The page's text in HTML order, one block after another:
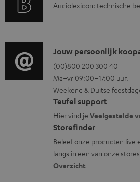
d
u
m
e
n
t
e
n
n
e
i
n
f
o
r
m
a
A
i
o
g
l
o
s
s
a
r
Audiolexicon: technische
C
o
n
t
a
c
t
i
n
Jouw persoonlijk
(00)800 200 300 40
Ma–vr 09:00–17:00 uur.
Weekend & Duitse
Teufel support
Hier vind je Veelgestelde
Storefinder
Beleef onze producten live
langs in een van onze
Overzicht